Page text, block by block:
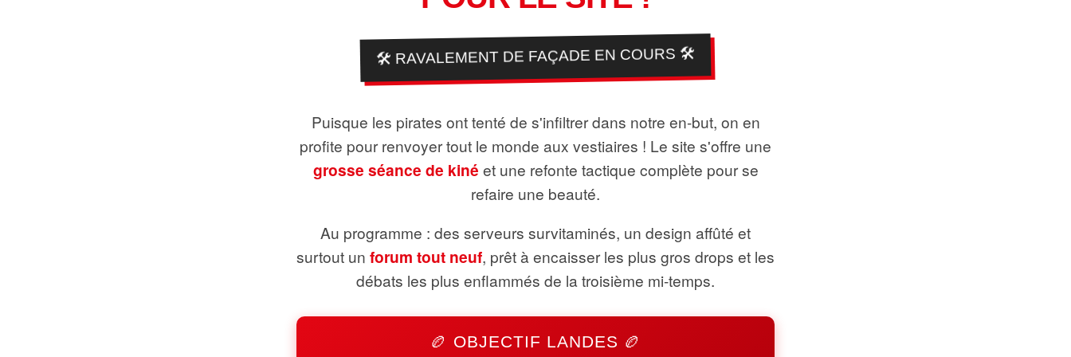
🛠️ RAVALEMENT DE FAÇADE EN COURS 🛠️
Puisque les pirates ont tenté de s'infiltrer dans notre en-but, on en
profite pour renvoyer tout le monde aux vestiaires ! Le site s'offre une
grosse séance de kiné et une refonte tactique complète pour se
refaire une beauté.
Au programme : des serveurs survitaminés, un design affûté et
surtout un forum tout neuf, prêt à encaisser les plus gros drops et les
débats les plus enflammés de la troisième mi-temps.
🏉 OBJECTIF LANDES 🏉